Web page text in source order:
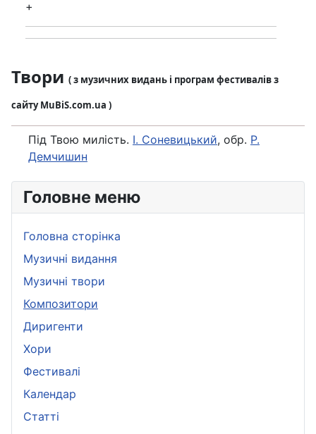
Головне меню
Головна сторінка
Музичні видання
Музичні твори
Композитори
Диригенти
Хори
Фестивалі
Календар
Статті
+
Твори ( з музичних видань і програм фестивалів з
сайту MuBiS.com.ua )
Під Твою милість. І. Соневицький, обр. Р.
Демчишин